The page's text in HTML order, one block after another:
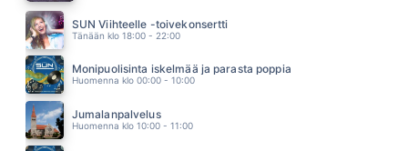
VIRVE ROSTI
08.30
NYLON BEAT
08.26
BABLO
08.22
SUN Viihteelle -toivekonsertti
Tänään klo 18:00 - 22:00
Monipuolisinta iskelmää ja parasta poppia
Huomenna klo 00:00 - 10:00
Jumalanpalvelus
Huomenna klo 10:00 - 11:00